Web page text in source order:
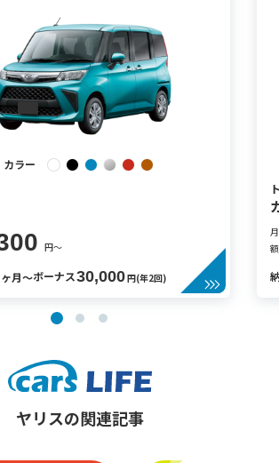
カラー
円〜
ヶ月〜ボーナス30,000円(年2回)
月
額
ヤリスの関連記事